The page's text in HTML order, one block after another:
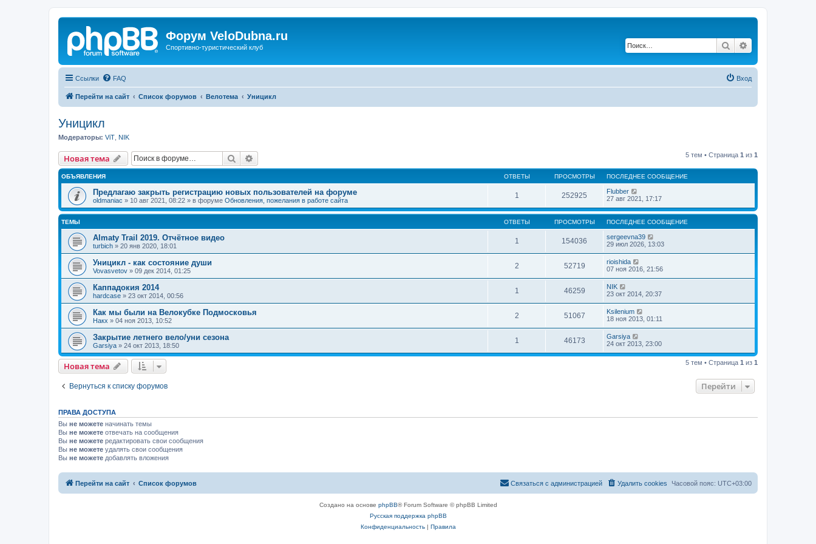
Форум VeloDubna.ru
Спортивно-туристический клуб Поиск
Ссылки FAQ Вход
Перейти на сайт Список форумов Велотема Уницикл
Уницикл
Модераторы: ViT NIK
Новая тема Поиск 5 тем • Страница 1 из 1
ОБЪЯВЛЕНИЯ ОТВЕТЫ ПРОСМОТРЫ ПОСЛЕДНЕЕ СООБЩЕНИЕ
Предлагаю закрыть регистрацию новых пользователей на форуме
oldmaniac » 10 авг 2021, 08:22 » в форуме Обновления, пожелания в работе сайта
1 252925
Flubber
27 авг 2021, 17:17
ТЕМЫ ОТВЕТЫ ПРОСМОТРЫ ПОСЛЕДНЕЕ СООБЩЕНИЕ
Almaty Trail 2019. Отчётное видео
turbich » 20 янв 2020, 18:01
1 154036
sergeevna39
29 июл 2026, 13:03
Уницикл - как состояние души
Vovasvetov » 09 дек 2014, 01:25
2 52719
rioishida
07 ноя 2016, 21:56
Каппадокия 2014
hardcase » 23 окт 2014, 00:56
1 46259
NIK
23 окт 2014, 20:37
Как мы были на Велокубке Подмосковья
Накх » 04 ноя 2013, 10:52
2 51067
Ksilenium
18 ноя 2013, 01:11
Закрытие летнего вело/уни сезона
Garsiya » 24 окт 2013, 18:50
1 46173
Garsiya
24 окт 2013, 23:00
Новая тема 5 тем • Страница 1 из 1
Вернуться к списку форумов Перейти
ПРАВА ДОСТУПА
Вы не можете начинать темы
Вы не можете отвечать на сообщения
Вы не можете редактировать свои сообщения
Вы не можете удалять свои сообщения
Вы не можете добавлять вложения
Перейти на сайт Список форумов Часовой пояс: UTC+03:00
Удалить cookies
Связаться с администрацией
Создано на основе phpBB® Forum Software © phpBB Limited
Русская поддержка phpBB
Конфиденциальность| Правила